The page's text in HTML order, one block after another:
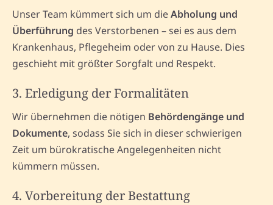
Unser Team kümmert sich um dieAbholung und
Überführung des Verstorbenen – sei es aus dem
Krankenhaus, Pflegeheim oder von zu Hause. Dies
geschieht mit größter Sorgfalt und Respekt.
3. Erledigung der Formalitäten
Wir übernehmen die nötigen Behördengänge und
Dokumente, sodass Sie sich in dieser schwierigen
Zeit um bürokratische Angelegenheiten nicht
kümmern müssen.
4. Vorbereitung der Bestattung